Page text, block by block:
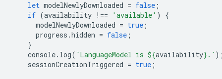
let modelNewlyDownloaded = false ;
if (availability !== 'available' )
{
modelNewlyDownloaded = true ;
progress .hidden = false ;
}
console. log( `LanguageModel is ${availability} .`
sessionCreationTriggered = true ;